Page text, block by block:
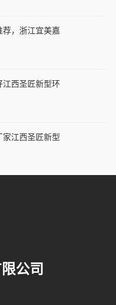
荐，浙江宜美嘉
江西圣匠新型环
家江西圣匠新型
公司